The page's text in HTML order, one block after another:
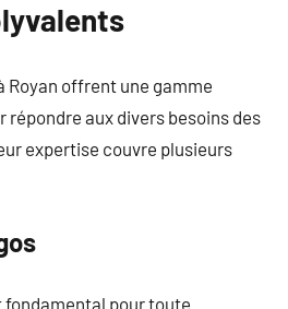
Royan offrent une gamme
répondre aux divers besoins des
expertise couvre plusieurs
fondamental pour toute